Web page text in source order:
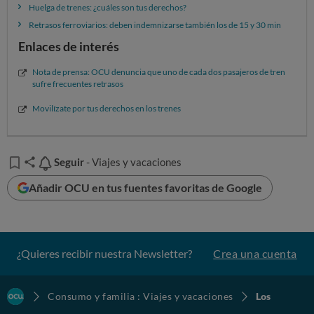
fundamental que haya más transparencia, mejor
información sobre los derechos y que se establezca un
sistema de indemnizaciones homogéneo y
derecho?
Huelga de trenes: ¿cuáles son tus derechos?
Retrasos ferroviarios: deben indemnizarse también los de 15 y 30 min
Enlaces de interés
Nota de prensa: OCU denuncia que uno de cada dos pasajeros de tren
sufre frecuentes retrasos
Movilízate por tus derechos en los trenes
Seguir
Seguir - Viajes y vacaciones
Añadir OCU en tus fuentes favoritas de Google
¿Quieres recibir nuestra Newsletter? Crea una cuenta
Consumo y familia : Viajes y vacaciones
Los